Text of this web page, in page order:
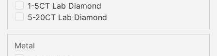
1-5CT Lab Diamond
5-20CT Lab Diamond
Metal